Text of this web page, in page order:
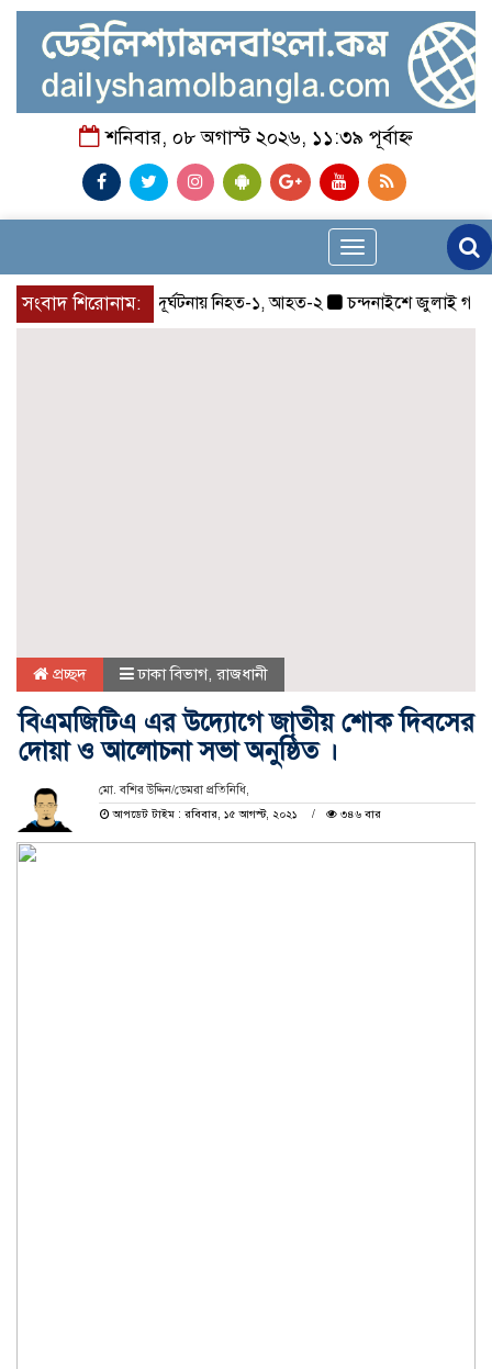
শনিবার, ০৮ অগাস্ট ২০২৬, ১১:৩৯ পূর্বাহ্ন
Toggle
navigation
সংবাদ শিরোনাম:
চন্দনাইশে সড়ক দূর্ঘটনায় নিহত-১, আহত-২ চন্দনাইশে জুলাই গণ-
প্রচ্ছদ ঢাকা বিভাগ, রাজধানী
বিএমজিটিএ এর উদ্যোগে জাতীয় শোক দিবসের
দোয়া ও আলোচনা সভা অনুষ্ঠিত ।
মো. বশির উদ্দিন/ডেমরা প্রতিনিধি,
আপডেট টাইম : রবিবার, ১৫ আগস্ট, ২০২১
৩৪৬ বার